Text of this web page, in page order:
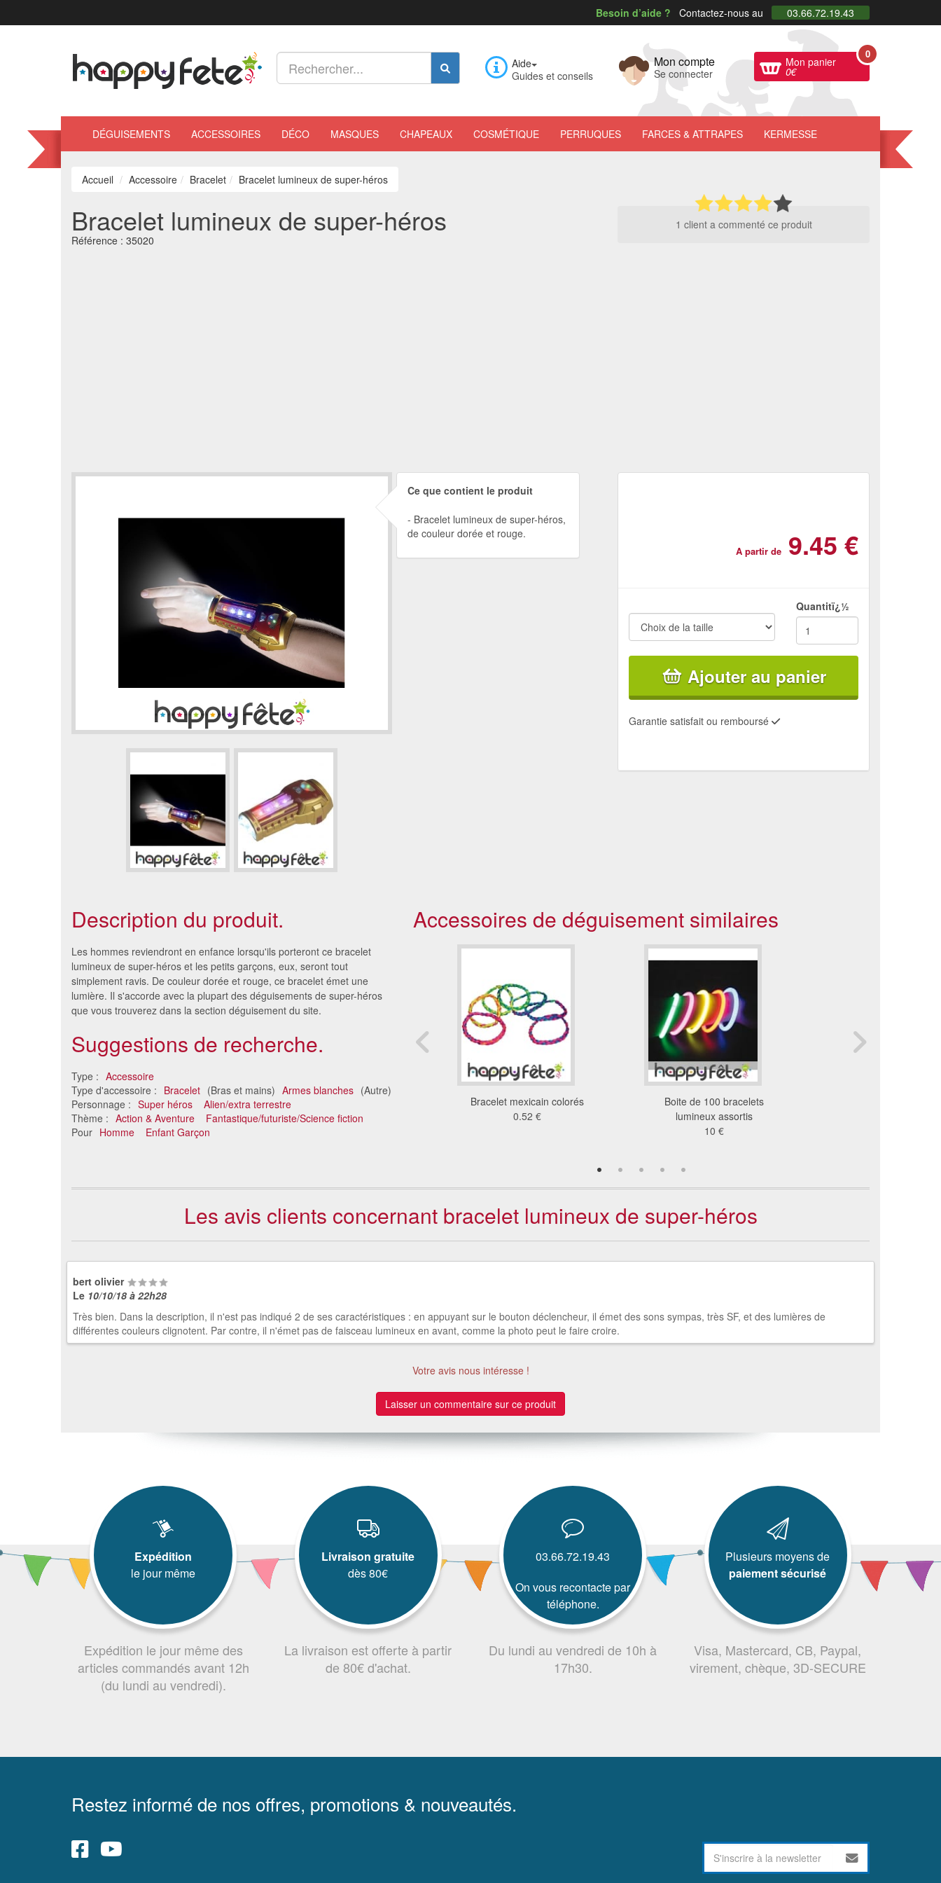
Besoin d’aide ? Contactez-nous au 03.66.72.19.43
Aide
Guides et conseils
Mon compte
Se connecter
Mon panier
0€
0
DÉGUISEMENTS ACCESSOIRES DÉCO MASQUES CHAPEAUX COSMÉTIQUE PERRUQUES FARCES & ATTRAPES KERMESSE
Accueil Accessoire Bracelet Bracelet lumineux de super-héros
Bracelet lumineux de super-héros
Référence : 35020
1 client a commenté ce produit
Ce que contient le produit
Bracelet lumineux de super-héros,
de couleur dorée et rouge.
A partir de 9.45 €
Quantitï¿½
Ajouter au panier
Garantie satisfait ou remboursé
Description du produit.
Les hommes reviendront en enfance lorsqu'ils porteront ce bracelet
lumineux de super-héros et les petits garçons, eux, seront tout
simplement ravis. De couleur dorée et rouge, ce bracelet émet une
lumière. Il s'accorde avec la plupart des déguisements de super-héros
que vous trouverez dans la section déguisement du site.
Suggestions de recherche.
Type : Accessoire
Type d'accessoire : Bracelet (Bras et mains) Armes blanches (Autre)
Personnage : Super héros
Alien/extra terrestre
Thème : Action & Aventure
Fantastique/futuriste/Science fiction
Pour Homme Enfant Garçon
Accessoires de déguisement similaires
Bracelet avec bijou assorti
0.46 €
Set hawaïen rose
4.8 €
Bracelet mexicain colorés
0.52 €
Boite de 100 bracelets
lumineux assortis
10 €
Les avis clients concernant bracelet lumineux de super-héros
bert olivier
Le 10/10/18 à 22h28
Très bien. Dans la description, il n'est pas indiqué 2 de ses caractéristiques : en appuyant sur le bouton déclencheur, il émet des sons sympas, très SF, et des lumières de
différentes couleurs clignotent. Par contre, il n'émet pas de faisceau lumineux en avant, comme la photo peut le faire croire.
Votre avis nous intéresse !
Laisser un commentaire sur ce produit
Expédition
le jour même
Expédition le jour même des
articles commandés avant 12h
(du lundi au vendredi).
Livraison gratuite
dès 80€
La livraison est offerte à partir
de 80€ d'achat.
03.66.72.19.43
On vous recontacte par
téléphone.
Du lundi au vendredi de 10h à
17h30.
Plusieurs moyens de
paiement sécurisé
Visa, Mastercard, CB, Paypal,
virement, chèque, 3D-SECURE
Restez informé de nos offres, promotions & nouveautés.